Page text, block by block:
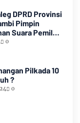
DPRD Provinsi
Pimpin
Pemilu
0
Pilkada 10
?
0